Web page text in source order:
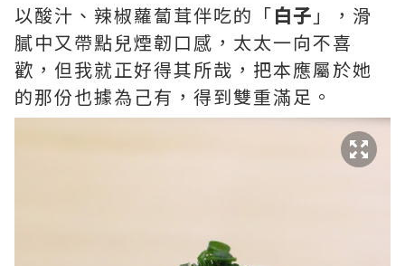
以酸汁、辣椒蘿蔔茸伴吃的「白子 」，滑
膩中又帶點兒煙韌口感，太太一向不喜
歡，但我就正好得其所哉，把本應屬於她
的那份也據為己有，得到雙重滿足。